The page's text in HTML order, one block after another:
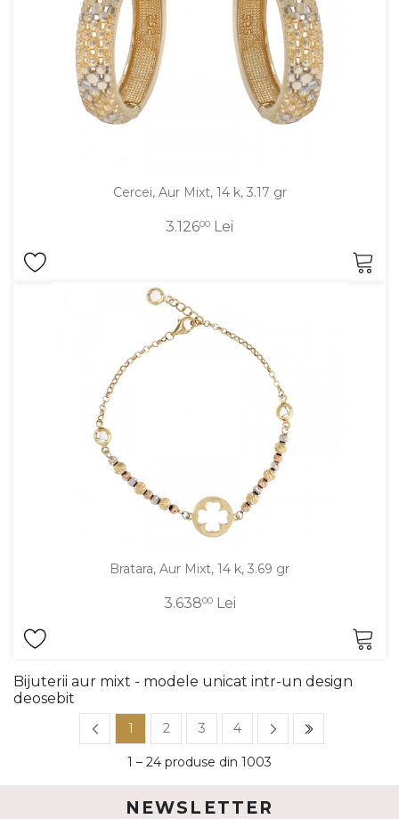
Cercei, Aur Mixt, 14 k, 3.17 gr
3.12600 Lei
Bratara, Aur Mixt, 14 k, 3.69 gr
3.63800Lei
Bijuterii aur mixt - modele unicat intr-un design
deosebit
1 – 24 produse din 1003
1 2 3 4
NEWSLETTER